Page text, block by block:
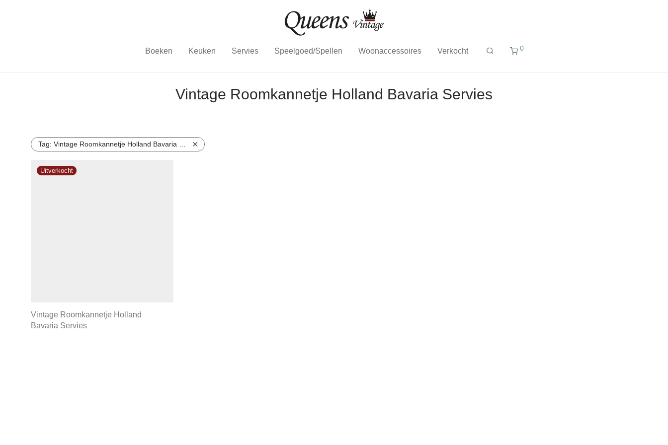
Boeken Keuken Servies Speelgoed/Spellen Woonaccessoires Verkocht 0
Vintage Roomkannetje Holland Bavaria Servies
Tag: Vintage Roomkannetje Holland Bavaria Servies
Vintage Roomkannetje Holland
Bavaria Servies